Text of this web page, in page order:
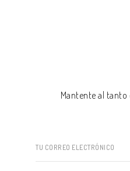
Mantente al
TU CORREO ELECTRÓNICO